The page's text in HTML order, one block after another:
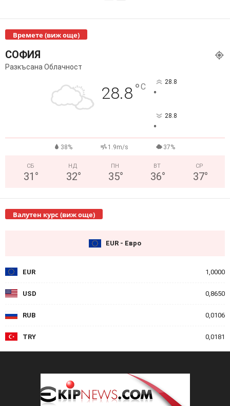
Времете (виж още)
СОФИЯ
Разкъсана Облачност
28.8°C 28.8
°
28.8
°
38% 1.9m/s 37%
СБ
31 °
НД
32°
ПН
35°
ВТ
36°
СР
37°
Валутен курс (виж още)
EUR - Евро
EUR 1,0000
USD 0,8650
RUB 0,0106
TRY 0,0181